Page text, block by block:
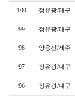
100 정유광/대구
99 정유광/대구
98 양용선/제주
97 정유광/대구
96 정유광/대구